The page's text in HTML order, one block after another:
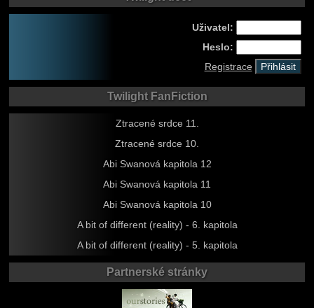
Uživatel:
Heslo:
Registrace
Twilight FanFiction
Ztracené srdce 11.
Ztracené srdce 10.
Abi Swanová kapitola 12
Abi Swanová kapitola 11
Abi Swanová kapitola 10
A bit of different (reality) - 6. kapitola
A bit of different (reality) - 5. kapitola
Partnerské stránky